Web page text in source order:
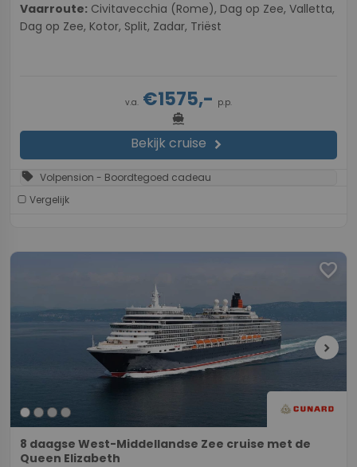
Vaarroute:
Dag op Zee, Kotor, Split, Zadar, Triëst
v.a. €1575,- p.p.
directions_boat
Bekijk cruise chevron_right
sell Volpension - Boordtegoed cadeau
Vergelijk
favorite
chevron_right
8 daagse West-Middellandse Zee cruise met de
Queen Elizabeth